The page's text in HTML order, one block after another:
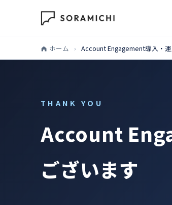
ホーム › Account Engagement導入・
THANK YOU
Account
ございます